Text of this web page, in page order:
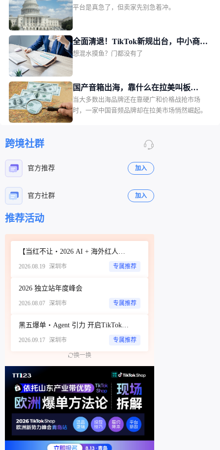
具、化妆品、母婴5大平台核心热销品类进行全方
想象力，实际上远超品类本身。01TikTok Shop泰
国站收紧二手商品TT123获悉，自2026年7月31
日起，TikTok Shop泰国站点已全面收紧二手商品
需中国卖家回血
平台是真急了，但卖家先别急着冲。
全面清退！TikTok新规出台，中小商家
更难躺赢
想混水摸鱼？门都没有了
国产音箱出海，靠什么在拉美叫板
JBL？一场由数百位本土红人完成的信
任众筹
当大多数出海品牌还在靠硬广和价格战抢市场
时，一家中国音频品牌却在拉美市场悄然崛起。
跨境社群
官方推荐 加入
官方社群 加入
推荐活动
【当红不让・2026 AI + 海外红人营销大会暨 WotoHub 卖家大会】
2026.08.19 深圳市 专属推荐
2026 独立站年度峰会
2026.08.07 深圳市 专属推荐
黑五爆单・Agent 引力 开启TikTok新达人经济时代 ——ScoreHub 2026 品牌大会
2026.09.17 深圳市 专属推荐
换一换